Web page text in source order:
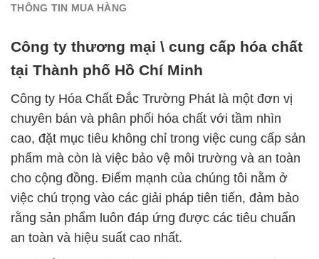
THÔNG TIN MUA HÀNG
Công ty thương mại \ cung cấp hóa chất
tại Thành phố Hồ Chí Minh
Công ty Hóa Chất Đắc Trường Phát là một đơn vị
chuyên bán và phân phối hóa chất với tầm nhìn
cao, đặt mục tiêu không chỉ trong việc cung cấp sản
phẩm mà còn là việc bảo vệ môi trường và an toàn
cho cộng đồng. Điểm mạnh của chúng tôi nằm ở
việc chú trọng vào các giải pháp tiên tiến, đảm bảo
rằng sản phẩm luôn đáp ứng được các tiêu chuẩn
an toàn và hiệu suất cao nhất.